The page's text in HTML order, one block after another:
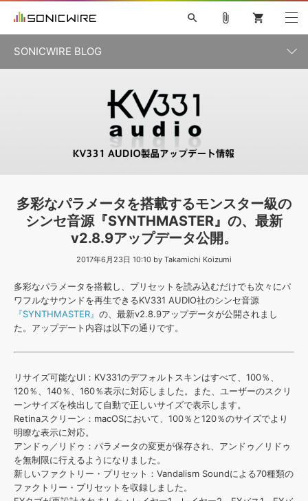
プラグイン・エフェクト »
ソフトウェア／ツール »
効果音 »
BGM »
キャンペーン »
ニュースレター »
製品サポート情報 »
DTMガイド »
FAQ »
お問い合わせ »
音楽カード
楽曲配信流通サービス
APS 映像のBGM・ セリフを音声分離
SLS 音素材の制作・ ライセンス提供
search
鏡音リン・レン V4X
ボーカル抜き出し
MEIKO V3 KAITO V3
VOCALOID VIENNA
ライセンスフリーBGM
ソフト音源 プラグイン・エフェクト サンプルパック
ソフトウェア／ツール DAW 効果音
attach_file shopping_cart
SONICWIRE BLOG
多彩なパラメータを搭載するモンスター級の
シンセ音源『SYNTHMASTER』の、最新
v2.8.9アップデータ公開。
2017年6月23日 10:10 by Takamichi Koizumi
多彩なパラメータを搭載し、プリセットを読み込むだけでも次々にパ
ワフルなサウンドを再生できるKV331 AUDIO社のシンセ音源
『SYNTHMASTER』 の、最新v2.8.9アップデータが公開されまし
た。アップデート内容は以下の通りです。
リサイズ可能なUI：KV331のデフォルトスキンはすべて、100％、
120％、140％、160％表示に対応しました。また、ユーザーのスクリ
ーンサイズを検出して自動で正しいサイズで表示します。
Retinaスクリーン：macOSにおいて、100％と120％のサイズでより
明瞭な表示に対応。
アンドゥ／リドゥ：パラメータの変更が保存され、アンドゥ／リドゥ
を無制限に行えるようになりました。
新しいファクトリー・プリセット：Vandalism Soundによる70種類の
ファクトリー・プリセットを収録しました。